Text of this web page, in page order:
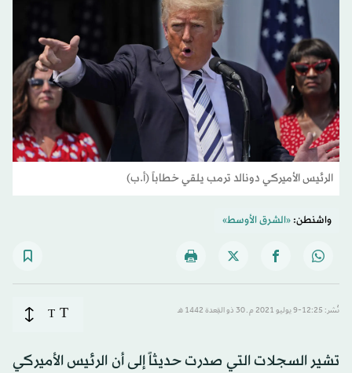
الرئيس الأميركي دونالد ترمب يلقي خطاباً (أ.ب)
واشنطن:«الشرق الأوسط»
نُشر: 12:25-9 يوليو 2021 م ـ 30 ذو القِعدة 1442 هـ T
T
تشير السجلات التي صدرت حديثاً إلى أن الرئيس الأميركي